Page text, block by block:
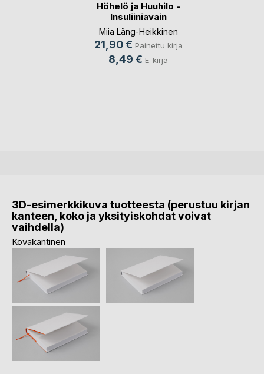
Höhelö ja Huuhilo -
Insuliiniavain
Miia Lång-Heikkinen
21,90 € Painettu kirja
8,49 € E-kirja
3D-esimerkkikuva tuotteesta (perustuu kirjan
kanteen, koko ja yksityiskohdat voivat
vaihdella)
Kovakantinen